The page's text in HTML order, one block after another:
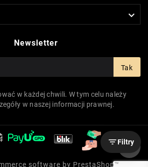
Filtry

Newsletter
Tak
w każdej chwili. W tym celu należy
w naszej informacji prawnej.
software by PrestaShop™